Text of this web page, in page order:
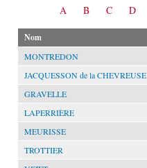
A B C D
Nom
MONTREDON
JACQUESSON de la CHEVREUSE
GRAVELLE
LAPERRIÈRE
MEURISSE
TROTTIER